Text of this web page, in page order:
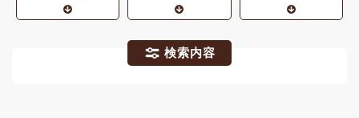
検索内容